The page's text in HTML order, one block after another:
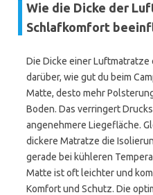
Wie die Dicke der
Schlafkomfort
Die Dicke einer
darüber, wie gut du beim
Matte, desto mehr
Boden. Das verringert
angenehmere Liegefläche.
dickere Matratze die
gerade bei kühleren
Matte ist oft leichter und
Komfort und Schutz. Die